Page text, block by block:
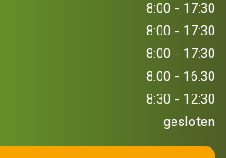
8:00 - 17:30
8:00 - 17:30
8:00 - 17:30
8:00 - 16:30
8:30 - 12:30
gesloten